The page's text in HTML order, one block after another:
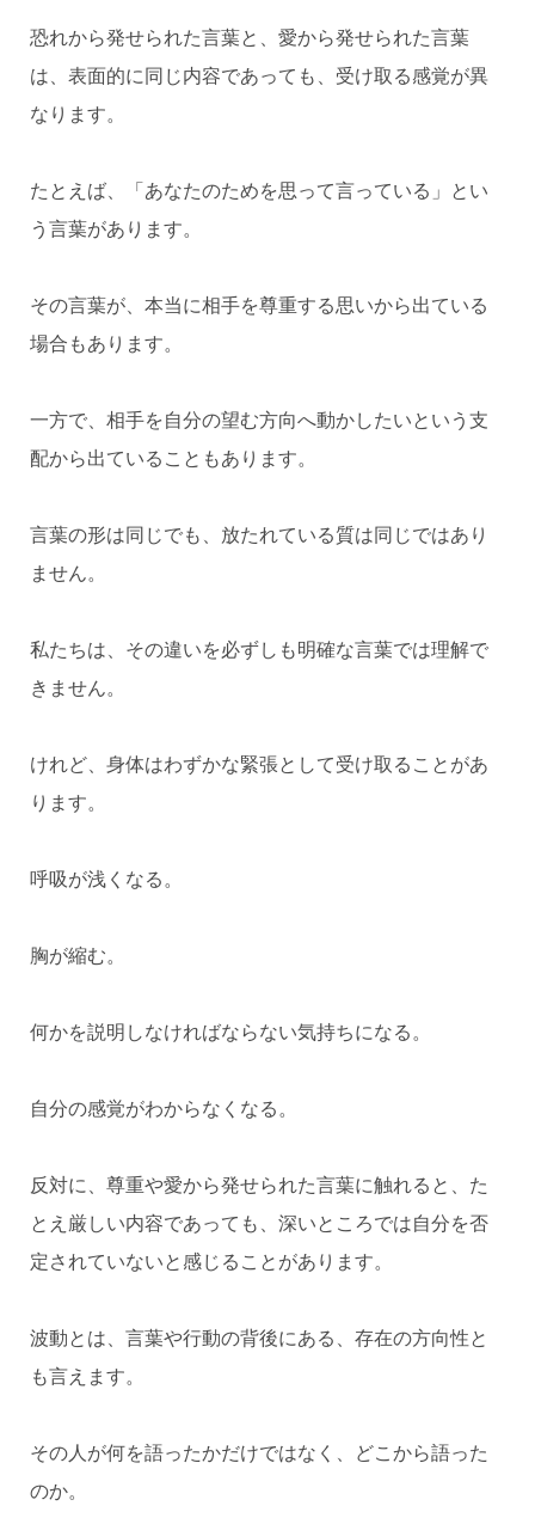
恐れから発せられた言葉と、愛から発せられた言葉
は、表面的に同じ内容であっても、受け取る感覚が異
なります。
たとえば、「あなたのためを思って言っている」とい
う言葉があります。
その言葉が、本当に相手を尊重する思いから出ている
場合もあります。
一方で、相手を自分の望む方向へ動かしたいという支
配から出ていることもあります。
言葉の形は同じでも、放たれている質は同じではあり
ません。
私たちは、その違いを必ずしも明確な言葉では理解で
きません。
けれど、身体はわずかな緊張として受け取ることがあ
ります。
呼吸が浅くなる。
胸が縮む。
何かを説明しなければならない気持ちになる。
自分の感覚がわからなくなる。
反対に、尊重や愛から発せられた言葉に触れると、た
とえ厳しい内容であっても、深いところでは自分を否
定されていないと感じることがあります。
波動とは、言葉や行動の背後にある、存在の方向性と
も言えます。
その人が何を語ったかだけではなく、どこから語った
のか。